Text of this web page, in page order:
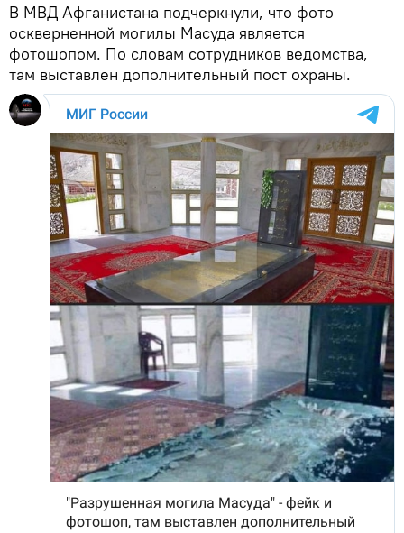
В МВД Афганистана подчеркнули, что фото
оскверненной могилы Масуда является
фотошопом. По словам сотрудников ведомства,
там выставлен дополнительный пост охраны.